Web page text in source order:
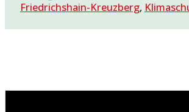
Friedrichshain-Kreuzberg,